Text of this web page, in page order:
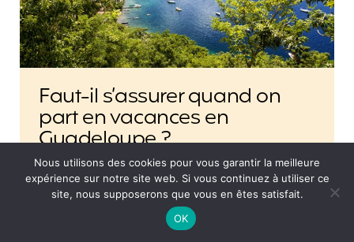
Faut-il s’assurer quand on
part en vacances en
Guadeloupe ?
Envie de passer des vacances en Guadeloupe ?
Voilà une bonne idée pour se changer les idées.
La question que tout le monde se pose avec
cette pandémie de coronavirus…
Nous utilisons des cookies pour vous garantir la meilleure
expérience sur notre site web. Si vous continuez à utiliser ce
site, nous supposerons que vous en êtes satisfait.
OK